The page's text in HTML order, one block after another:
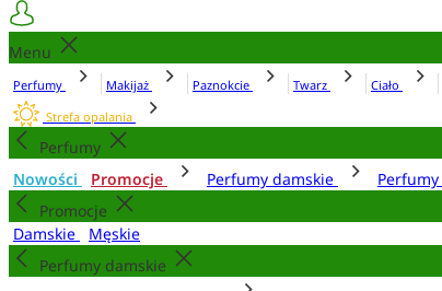
Menu
Perfumy Makijaż Paznokcie Twarz Ciało
Strefa opalania
Perfumy
Nowości
Promocje Perfumy damskie
Promocje
Damskie
Męskie
Perfumy damskie